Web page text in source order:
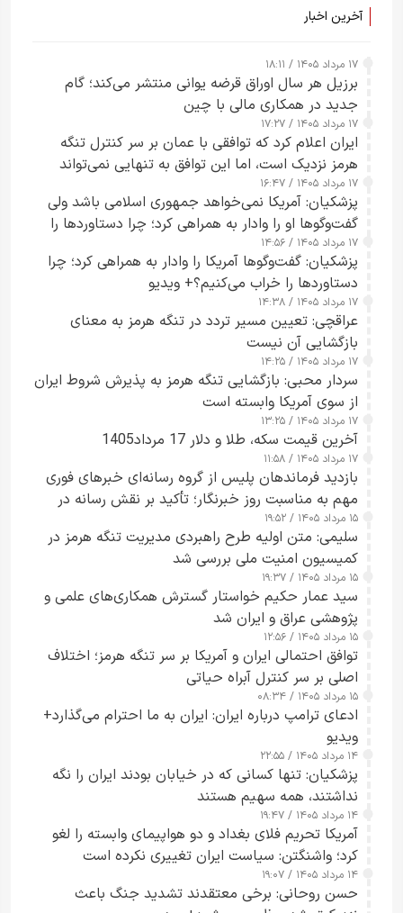
آخرین اخبار
۱۷ مرداد ۱۴۰۵ / ۱۸:۱۱
برزیل هر سال اوراق قرضه یوانی منتشر می‌کند؛ گام
جدید در همکاری مالی با چین
۱۷ مرداد ۱۴۰۵ / ۱۷:۲۷
ایران اعلام کرد که توافقی با عمان بر سر کنترل تنگه
هرمز نزدیک است، اما این توافق به تنهایی نمی‌تواند
آبراه را آزاد کند
۱۷ مرداد ۱۴۰۵ / ۱۶:۴۷
پزشکیان: آمریکا نمی‌خواهد جمهوری اسلامی باشد ولی
گفت‌وگوها او را وادار به همراهی کرد؛ چرا دستاوردها را
خراب می‌کنیم+ ویدیو
۱۷ مرداد ۱۴۰۵ / ۱۴:۵۶
پزشکیان: گفت‌وگوها آمریکا را وادار به همراهی کرد؛ چرا
دستاوردها را خراب می‌کنیم؟+ ویدیو
۱۷ مرداد ۱۴۰۵ / ۱۴:۳۸
عراقچی: تعیین مسیر تردد در تنگه هرمز به معنای
بازگشایی آن نیست
۱۷ مرداد ۱۴۰۵ / ۱۴:۲۵
سردار محبی: بازگشایی تنگه هرمز به پذیرش شروط ایران
از سوی آمریکا وابسته است
۱۷ مرداد ۱۴۰۵ / ۱۳:۲۵
آخرین قیمت سکه، طلا و دلار 17 مرداد1405
۱۷ مرداد ۱۴۰۵ / ۱۱:۵۸
بازدید فرماندهان پلیس از گروه رسانه‌ای خبرهای فوری
مهم به مناسبت روز خبرنگار؛ تأکید بر نقش رسانه در
تقویت امنیت و اعتماد عمومی
۱۵ مرداد ۱۴۰۵ / ۱۹:۵۲
سلیمی: متن اولیه طرح راهبردی مدیریت تنگه هرمز در
کمیسیون امنیت ملی بررسی شد
۱۵ مرداد ۱۴۰۵ / ۱۹:۳۷
سید عمار حکیم خواستار گسترش همکاری‌های علمی و
پژوهشی عراق و ایران شد
۱۵ مرداد ۱۴۰۵ / ۱۲:۵۶
توافق احتمالی ایران و آمریکا بر سر تنگه هرمز؛ اختلاف
اصلی بر سر کنترل آبراه حیاتی
۱۵ مرداد ۱۴۰۵ / ۰۸:۳۴
ادعای ترامپ درباره ایران: ایران به ما احترام می‌گذارد+
ویدیو
۱۴ مرداد ۱۴۰۵ / ۲۲:۵۵
پزشکیان: تنها کسانی که در خیابان بودند ایران را نگه
نداشتند، همه سهیم هستند
۱۴ مرداد ۱۴۰۵ / ۱۹:۴۷
آمریکا تحریم فلای بغداد و دو هواپیمای وابسته را لغو
کرد؛ واشنگتن: سیاست ایران تغییری نکرده است
۱۴ مرداد ۱۴۰۵ / ۱۹:۰۷
حسن روحانی: برخی معتقدند تشدید جنگ باعث